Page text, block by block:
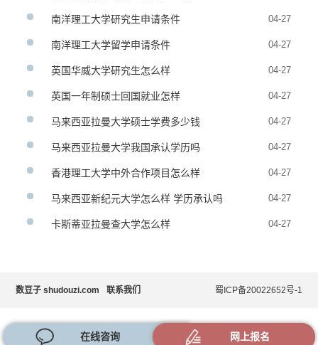
南洋理工大学研究生申请条件 04-27
南洋理工大学留学申请条件 04-27
英国华威大学研究生怎么样 04-27
英国一年制硕士回国就业怎样 04-27
马来西亚拉曼大学硕士学费多少钱 04-27
马来西亚拉曼大学我国承认学历吗 04-27
香港理工大学中外合作项目怎么样 04-27
马来西亚新纪元大学怎么样 学历承认吗 04-27
卡斯蒂亚拉曼查大学怎么样 04-27
数豆子 shudouzi.com 联系我们 蜀ICP备20022652号-1
在线咨询 网上报名